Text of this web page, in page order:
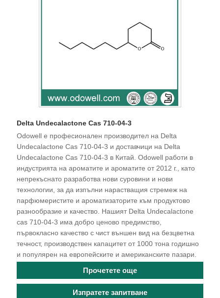
Delta Undecalactone Cas 710-04-3
Odowell е професионален производител на Delta
Undecalactone Cas 710-04-3 и доставчици на Delta
Undecalactone Cas 710-04-3 в Китай. Odowell работи в
индустрията на ароматите и ароматите от 2012 г., като
непрекъснато разработва нови суровини и нови
технологии, за да изпълни нарастващия стремеж на
парфюмеристите и ароматизаторите към продуктово
разнообразие и качество. Нашият Delta Undecalactone
cas 710-04-3 има добро ценово предимство,
първокласно качество с чист външен вид на безцветна
течност, производствен капацитет от 1000 тона годишно
и популярен на европейските и американските пазари.
Прочетете още
Изпратете запитване